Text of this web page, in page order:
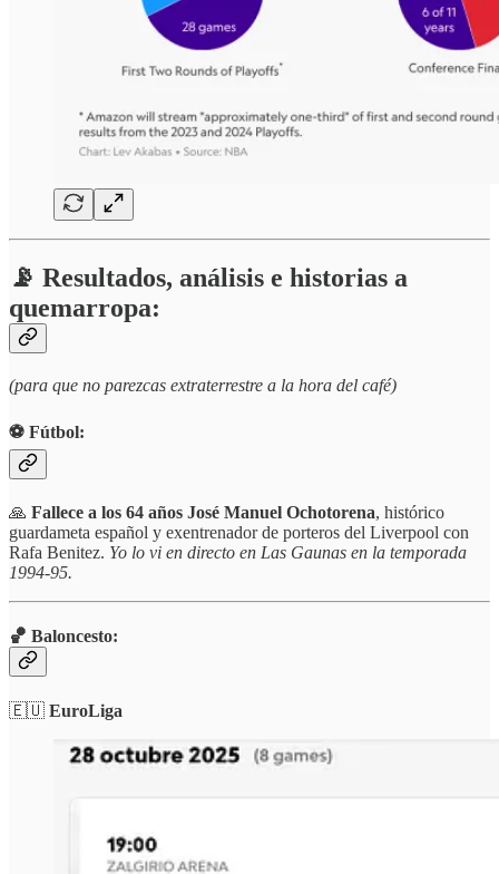
📡 Resultados, análisis e historias a
quemarropa:
(para que no parezcas extraterrestre a la hora del café)
⚽️ Fútbol:
🙏 Fallece a los 64 años José Manuel Ochotorena, histórico
guardameta español y exentrenador de porteros del Liverpool con
Rafa Benitez. Yo lo vi en directo en Las Gaunas en la temporada
1994-95.
🏀 Baloncesto:
🇪🇺 EuroLiga